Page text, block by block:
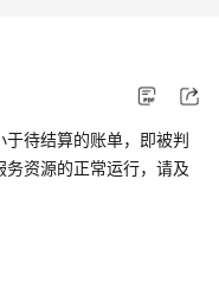
待结算的账单，即被判
资源的正常运行，请及